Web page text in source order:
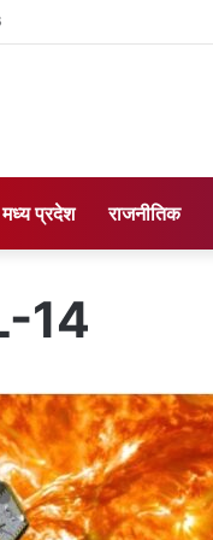
मध्य प्रदेश राजनीतिक
14